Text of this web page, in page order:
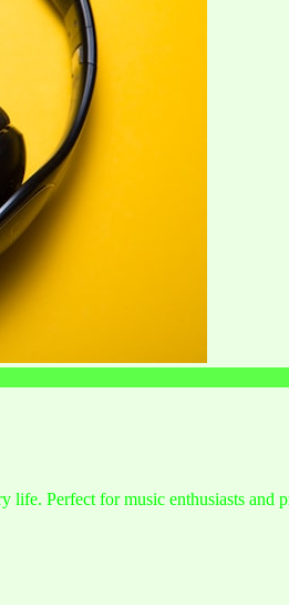
Perfect for music enthusiasts and